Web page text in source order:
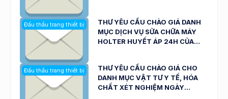
Đấu thầu trang thiết bị y tế
THƯ YÊU CẦU CHÀO GIÁ DANH
MỤC DỊCH VỤ SỬA CHỮA MÁY
HOLTER HUYẾT ÁP 24H CỦA
Đấu thầu trang thiết bị y tế
THƯ YÊU CẦU CHÀO GIÁ CHO
DANH MỤC VẬT TƯ Y TẾ, HÓA
CHẤT XÉT NGHIỆM NGÀY